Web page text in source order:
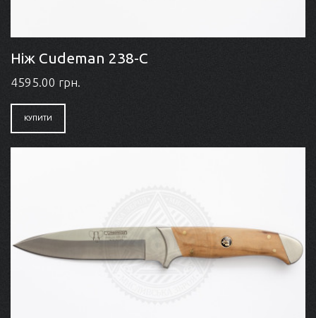
Ніж Cudeman 238-C
4595.00 грн.
КУПИТИ